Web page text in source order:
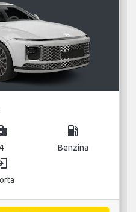
4
local_gas_station
Benzina